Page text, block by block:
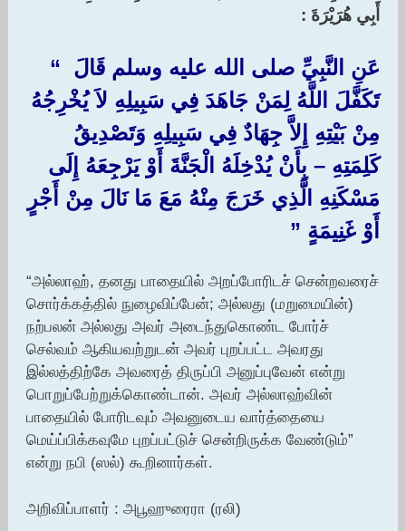
أَبِي هُرَيْرَةَ :‏ ‏
عَنِ النَّبِيِّ صلى الله عليه وسلم قَالَ ‏ “‏
تَكَفَّلَ اللَّهُ لِمَنْ جَاهَدَ فِي سَبِيلِهِ لاَ يُخْرِجُهُ
مِنْ بَيْتِهِ إِلاَّ جِهَادٌ فِي سَبِيلِهِ وَتَصْدِيقُ
كَلِمَتِهِ – بِأَنْ يُدْخِلَهُ الْجَنَّةَ أَوْ يَرْجِعَهُ إِلَى
مَسْكَنِهِ الَّذِي خَرَجَ مِنْهُ مَعَ مَا نَالَ مِنْ أَجْرٍ
أَوْ غَنِيمَةٍ ‏”‏
“அல்லாஹ், தனது பாதையில் அறப்போரிடச் சென்றவரைச்
சொர்க்கத்தில் நுழைவிப்பேன்; அல்லது (மறுமையின்)
நற்பலன் அல்லது அவர் அடைந்துகொண்ட போர்ச்
செல்வம் ஆகியவற்றுடன் அவர் புறப்பட்ட அவரது
இல்லத்திற்கே அவரைத் திருப்பி அனுப்புவேன் என்று
பொறுப்பேற்றுக்கொண்டான். அவர் அல்லாஹ்வின்
பாதையில் போரிடவும் அவனுடைய வார்த்தையை
மெய்ப்பிக்கவுமே புறப்பட்டுச் சென்றிருக்க வேண்டும்”
என்று நபி (ஸல்) கூறினார்கள்.
அறிவிப்பாளர் : அபூஹுரைரா (ரலி)